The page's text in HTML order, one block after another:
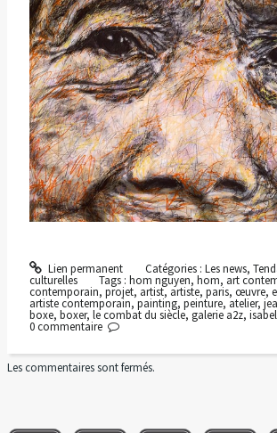
Lien permanent Catégories : Les news,
culturelles Tags :hom nguyen,hom, art
contemporain, projet, artist, artiste, paris, œuvre,
artiste contemporain,painting, peinture, atelier,
boxe, boxer, le combat du siècle, galerie a2z,
0 commentaire
Les commentaires sont fermés.